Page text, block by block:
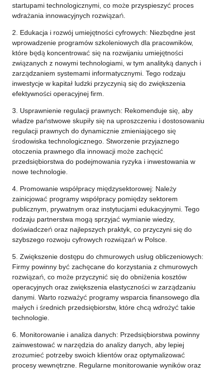
startupami technologicznymi, co może przyspieszyć proces
wdrażania innowacyjnych rozwiązań.
2. Edukacja i rozwój umiejętności cyfrowych: Niezbędne jest
wprowadzenie programów szkoleniowych dla pracowników,
które będą koncentrować się na rozwijaniu umiejętności
związanych z nowymi technologiami, w tym analityką danych i
zarządzaniem systemami informatycznymi. Tego rodzaju
inwestycje w kapitał ludzki przyczynią się do zwiększenia
efektywności operacyjnej firm.
3. Usprawnienie regulacji prawnych: Rekomenduje się, aby
władze państwowe skupiły się na uproszczeniu i dostosowaniu
regulacji prawnych do dynamicznie zmieniającego się
środowiska technologicznego. Stworzenie przyjaznego
otoczenia prawnego dla innowacji może zachęcić
przedsiębiorstwa do podejmowania ryzyka i inwestowania w
nowe technologie.
4. Promowanie współpracy międzysektorowej: Należy
zainicjować programy współpracy pomiędzy sektorem
publicznym, prywatnym oraz instytucjami edukacyjnymi. Tego
rodzaju partnerstwa mogą sprzyjać wymianie wiedzy,
doświadczeń oraz najlepszych praktyk, co przyczyni się do
szybszego rozwoju cyfrowych rozwiązań w Polsce.
5. Zwiększenie dostępu do chmurowych usług obliczeniowych:
Firmy powinny być zachęcane do korzystania z chmurowych
rozwiązań, co może przyczynić się do obniżenia kosztów
operacyjnych oraz zwiększenia elastyczności w zarządzaniu
danymi. Warto rozważyć programy wsparcia finansowego dla
małych i średnich przedsiębiorstw, które chcą wdrożyć takie
technologie.
6. Monitorowanie i analiza danych: Przedsiębiorstwa powinny
zainwestować w narzędzia do analizy danych, aby lepiej
zrozumieć potrzeby swoich klientów oraz optymalizować
procesy wewnętrzne. Regularne monitorowanie wyników oraz